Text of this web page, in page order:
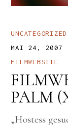
UNCATEGORIZED
MAI 24, 2007
FILMWEBSITE
PALM
„Hostess